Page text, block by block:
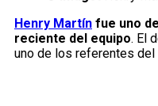
Henry Martín fue uno
reciente del equipo. El
uno de los referentes del